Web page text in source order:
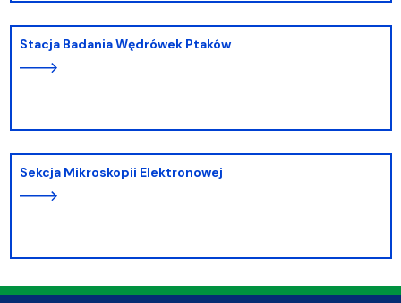
Stacja Badania Wędrówek Ptaków
Sekcja Mikroskopii Elektronowej